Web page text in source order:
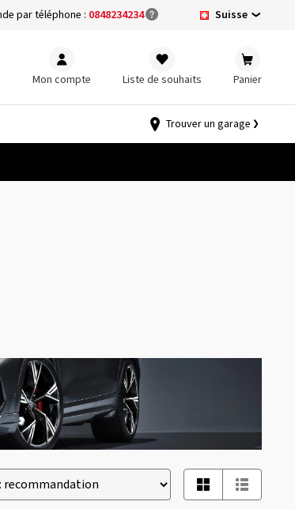
par téléphone : 0848234234 Suisse
Mon compte Liste de souhaits Panier
Trouver un garage